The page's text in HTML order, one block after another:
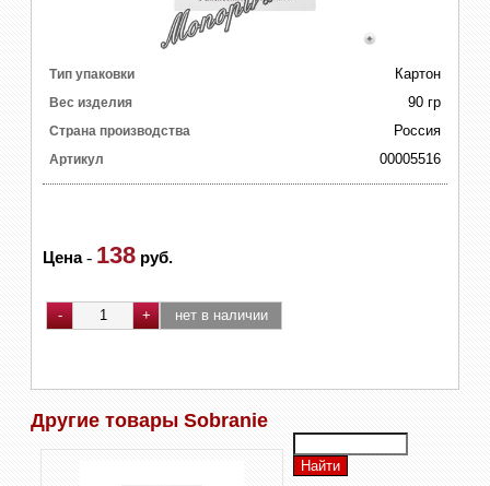
Тип упаковки Картон
Вес изделия 90 гр
Страна производства Россия
Артикул 00005516
Цена- 138 руб.
Другие товары Sobranie